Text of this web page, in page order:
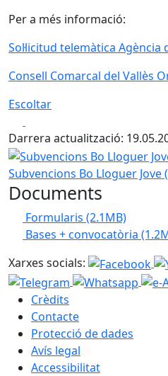
Per a més informació:
Sol·licitud telemàtica
Consell Comarcal del Vallès
Escoltar
Darrera actualització:
Subvencions Bo Lloguer Jove
Subvencions Bo Lloguer Jove
Documents
Formularis (2.1MB)
Bases + convocatòria
Xarxes socials:
Crèdits
Contacte
Protecció de dades
Avís legal
Accessibilitat